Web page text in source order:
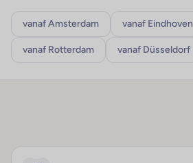
vanaf Amsterdam vanaf Eindhoven
vanaf Rotterdam vanaf Düsseldorf